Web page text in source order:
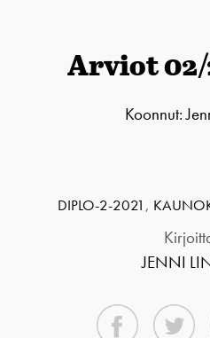
Arviot 02/
Koonnut:
DIPLO-2-2021 ,
JENNI